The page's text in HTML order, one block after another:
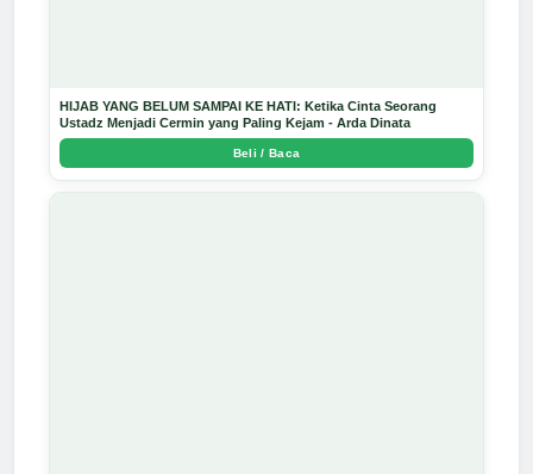
HIJAB YANG BELUM SAMPAI KE HATI: Ketika Cinta Seorang
Ustadz Menjadi Cermin yang Paling Kejam - Arda Dinata
Beli / Baca